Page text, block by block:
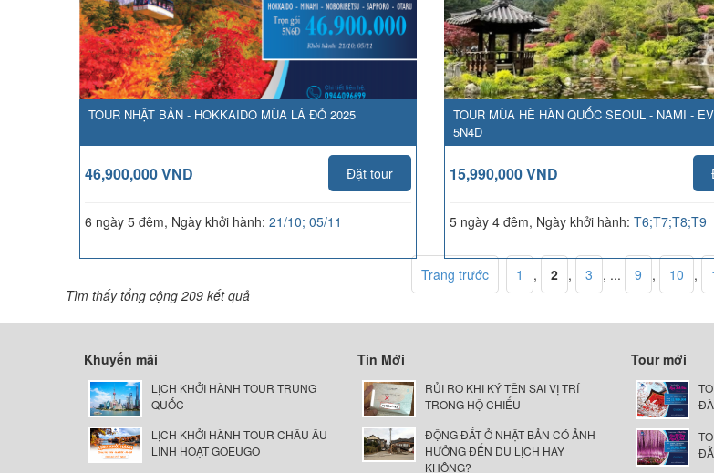
TOUR NHẬT BẢN - HOKKAIDO MÙA LÁ ĐỎ 2025
46,900,000 VND Đặt tour
6 ngày 5 đêm, Ngày khởi hành: 21/10; 05/11
TOUR MÙA HÈ HÀN QUỐC SEOUL - NAMI -
5N4D
15,990,000 VND
5 ngày 4 đêm, Ngày khởi hành: T6;T7;T8;T9
Trang trước 1 , 2 , 3 , ... 9 , 10 ,
Tìm thấy tổng cộng 209 kết quả
Khuyến mãi
LỊCH KHỞI HÀNH TOUR TRUNG
QUỐC
LỊCH KHỞI HÀNH TOUR CHÂU ÂU
LINH HOẠT GOEUGO
Tin Mới
RỦI RO KHI KÝ TÊN SAI VỊ TRÍ
TRONG HỘ CHIẾU
ĐỘNG ĐẤT Ở NHẬT BẢN CÓ ẢNH
HƯỞNG ĐẾN DU LỊCH HAY
KHÔNG?
Tour mới